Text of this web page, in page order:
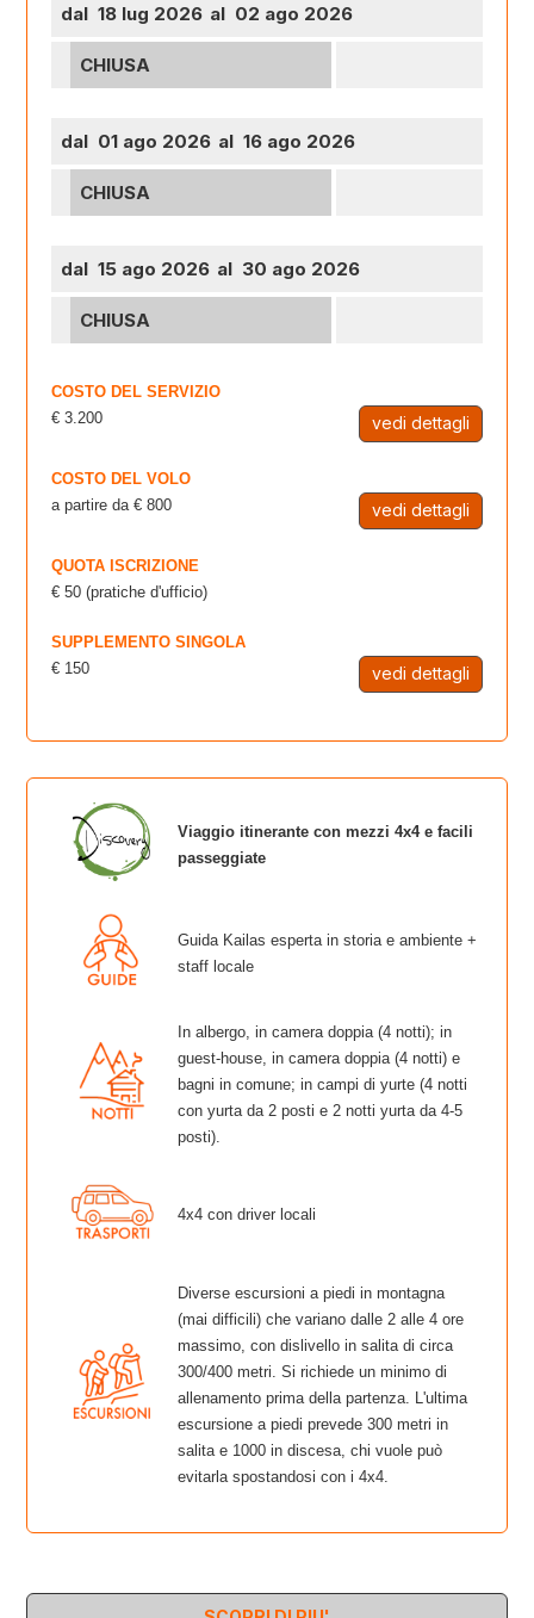
dal 18 lug 2026 al 02 ago 2026
CHIUSA
dal 01 ago 2026 al 16 ago 2026
CHIUSA
dal 15 ago 2026 al 30 ago 2026
CHIUSA
COSTO DEL SERVIZIO
€ 3.200
vedi dettagli
COSTO DEL VOLO
a partire da € 800
vedi dettagli
QUOTA ISCRIZIONE
€ 50 (pratiche d'ufficio)
SUPPLEMENTO SINGOLA
€ 150
vedi dettagli
Viaggio itinerante con mezzi 4x4 e facili
passeggiate
Guida Kailas esperta in storia e ambiente +
staff locale
In albergo, in camera doppia (4 notti); in
guest-house, in camera doppia (4 notti) e
bagni in comune; in campi di yurte (4 notti
con yurta da 2 posti e 2 notti yurta da 4-5
posti).
4x4 con driver locali
Diverse escursioni a piedi in montagna
(mai difficili) che variano dalle 2 alle 4 ore
massimo, con dislivello in salita di circa
300/400 metri. Si richiede un minimo di
allenamento prima della partenza. L'ultima
escursione a piedi prevede 300 metri in
salita e 1000 in discesa, chi vuole può
evitarla spostandosi con i 4x4.